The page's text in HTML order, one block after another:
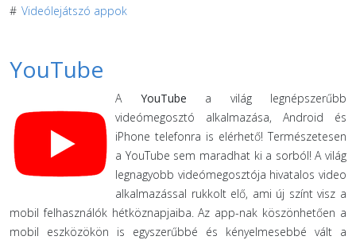
# Videólejátszó appok
YouTube
A YouTube a világ legnépszerűbb
videómegosztó alkalmazása, Android és
iPhone telefonra is elérhető! Természetesen
a YouTube sem maradhat ki a sorból! A világ
legnagyobb videómegosztója hivatalos video
alkalmazással rukkolt elő, ami új színt visz a
mobil felhasználók hétköznapjaiba. Az app-nak köszönhetően a
mobil eszközökön is egyszerűbbé és kényelmesebbé vált a